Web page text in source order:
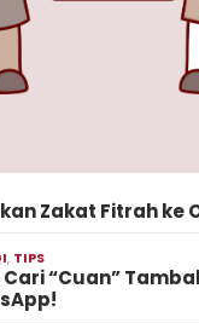
Zakat Fitrah ke
, TIPS
“Cuan”